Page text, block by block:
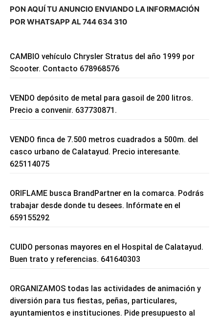
PON AQUÍ TU ANUNCIO ENVIANDO LA INFORMACIÓN
POR WHATSAPP AL 744 634 310
CAMBIO vehículo Chrysler Stratus del año 1999 por
Scooter. Contacto 678968576
VENDO depósito de metal para gasoil de 200 litros.
Precio a convenir. 637730871.
VENDO finca de 7.500 metros cuadrados a 500m. del
casco urbano de Calatayud. Precio interesante.
625114075
ORIFLAME busca BrandPartner en la comarca. Podrás
trabajar desde donde tu desees. Infórmate en el
659155292
CUIDO personas mayores en el Hospital de Calatayud.
Buen trato y referencias. 641640303
ORGANIZAMOS todas las actividades de animación y
diversión para tus fiestas, peñas, particulares,
ayuntamientos e instituciones. Pide presupuesto al